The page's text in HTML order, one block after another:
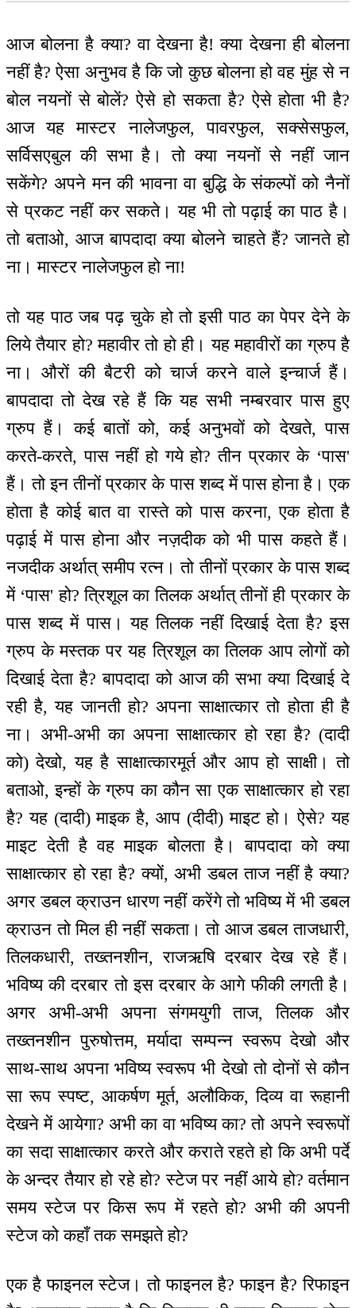
आज बोलना है क्या? वा देखना है! क्या देखना ही बोलना
नहीं है? ऐसा अनुभव है कि जो कुछ बोलना हो वह मुंह से न
बोल नयनों से बोलें? ऐसे हो सकता है? ऐसे होता भी है?
आज यह मास्टर नालेजफुल, पावरफुल, सक्सेसफुल,
सर्विसएबुल की सभा है। तो क्या नयनों से नहीं जान
सकेंगे? अपने मन की भावना वा बुद्धि के संकल्पों को नैनों
से प्रकट नहीं कर सकते। यह भी तो पढ़ाई का पाठ है।
तो बताओ, आज बापदादा क्या बोलने चाहते हैं? जानते हो
ना। मास्टर नालेजफुल हो ना!
तो यह पाठ जब पढ़ चुके हो तो इसी पाठ का पेपर देने के
लिये तैयार हो? महावीर तो हो ही। यह महावीरों का ग्रुप है
ना। औरों की बैटरी को चार्ज करने वाले इन्चार्ज हैं।
बापदादा तो देख रहे हैं कि यह सभी नम्बरवार पास हुए
ग्रुप हैं। कई बातों को, कई अनुभवों को देखते, पास
करते-करते, पास नहीं हो गये हो? तीन प्रकार के ‘पास'
हैं। तो इन तीनों प्रकार के पास शब्द में पास होना है। एक
होता है कोई बात वा रास्ते को पास करना, एक होता है
पढ़ाई में पास होना और नज़दीक को भी पास कहते हैं।
नजदीक अर्थात् समीप रत्न। तो तीनों प्रकार के पास शब्द
में ‘पास' हो? त्रिशूल का तिलक अर्थात् तीनों ही प्रकार के
पास शब्द में पास। यह तिलक नहीं दिखाई देता है? इस
ग्रुप के मस्तक पर यह त्रिशूल का तिलक आप लोगों को
दिखाई देता है? बापदादा को आज की सभा क्या दिखाई दे
रही है, यह जानती हो? अपना साक्षात्कार तो होता ही है
ना। अभी-अभी का अपना साक्षात्कार हो रहा है? (दादी
को) देखो, यह है साक्षात्कारमूर्त और आप हो साक्षी। तो
बताओ, इन्हों के ग्रुप का कौन सा एक साक्षात्कार हो रहा
है? यह (दादी) माइक है, आप (दीदी) माइट हो। ऐसे? यह
माइट देती है वह माइक बोलता है। बापदादा को क्या
साक्षात्कार हो रहा है? क्यों, अभी डबल ताज नहीं है क्या?
अगर डबल क्राउन धारण नहीं करेंगे तो भविष्य में भी डबल
क्राउन तो मिल ही नहीं सकता। तो आज डबल ताजधारी,
तिलकधारी, तख्तनशीन, राजऋषि दरबार देख रहे हैं।
भविष्य की दरबार तो इस दरबार के आगे फीकी लगती है।
अगर अभी-अभी अपना संगमयुगी ताज, तिलक और
तख्तनशीन पुरुषोत्तम, मर्यादा सम्पन्न स्वरूप देखो और
साथ-साथ अपना भविष्य स्वरूप भी देखो तो दोनों से कौन
सा रूप स्पष्ट, आकर्षण मूर्त, अलौकिक, दिव्य वा रूहानी
देखने में आयेगा? अभी का वा भविष्य का? तो अपने स्वरूपों
का सदा साक्षात्कार करते और कराते रहते हो कि अभी पर्दे
के अन्दर तैयार हो रहे हो? स्टेज पर नहीं आये हो? वर्तमान
समय स्टेज पर किस रूप में रहते हो? अभी की अपनी
स्टेज को कहाँ तक समझते हो?
एक है फाइनल स्टेज। तो फाइनल है? फाइन है? रिफाइन